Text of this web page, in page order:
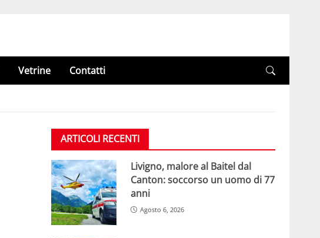
Vetrine Contatti
ARTICOLI RECENTI
Livigno, malore al Baitel dal
Canton: soccorso un uomo di 77
anni
Agosto 6, 2026